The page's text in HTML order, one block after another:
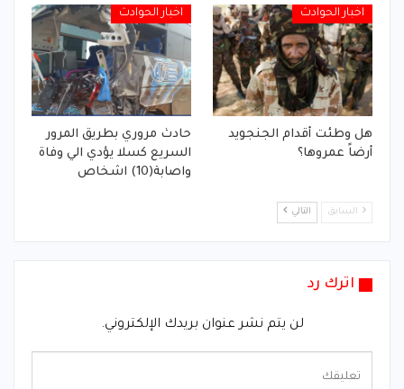
اخبار الحوادث
هل وطئت أقدام الجنجويد
أرضاً عمروها؟
اخبار الحوادث
حادث مروري بطريق المرور
السريع كسلا يؤدي الي وفاة
واصابة(10) اشخاص
السابق التالي
اترك رد
لن يتم نشر عنوان بريدك الإلكتروني.